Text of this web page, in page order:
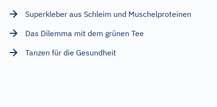
Superkleber aus Schleim und Muschelproteinen
Das Dilemma mit dem grünen Tee
Tanzen für die Gesundheit